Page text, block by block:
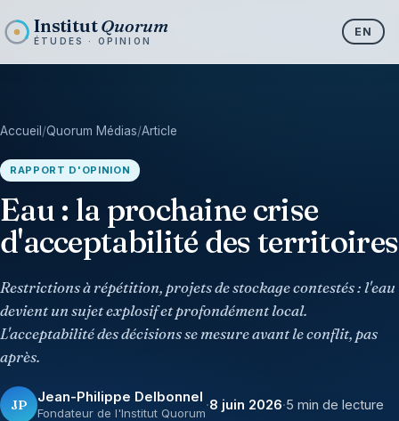
InstitutQuorum
ÉTUDES · OPINION
EN
Accueil /Quorum Médias/Article
RAPPORT D'OPINION
Eau : la prochaine crise
d'acceptabilité des territoires
Restrictions à répétition, projets de stockage contestés : l'eau
devient un sujet explosif et profondément local.
L'acceptabilité des décisions se mesure avant le conflit, pas
après.
JP Jean-Philippe Delbonnel
Fondateur de l'Institut Quorum
·8 juin 2026·5 min de lecture